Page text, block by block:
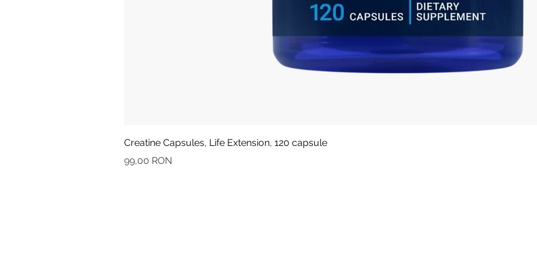
Creatine Capsules, Life Extension, 120 capsule
Preț
99,00 RON